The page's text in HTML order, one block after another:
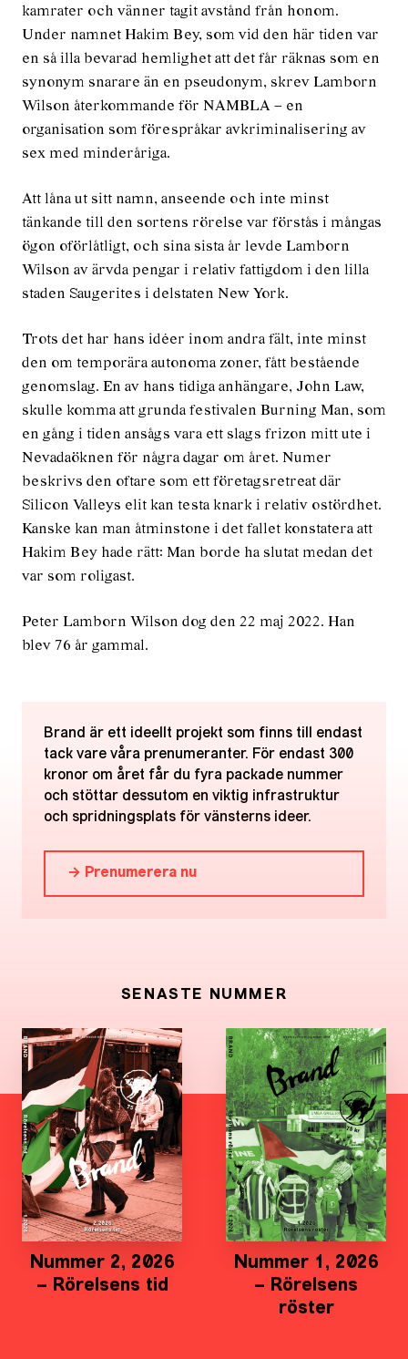
kamrater och vänner tagit avstånd från honom.
Under namnet Hakim Bey, som vid den här tiden var
en så illa bevarad hemlighet att det får räknas som en
synonym snarare än en pseudonym, skrev Lamborn
Wilson återkommande för NAMBLA – en
organisation som förespråkar avkriminalisering av
sex med minderåriga.
Att låna ut sitt namn, anseende och inte minst
tänkande till den sortens rörelse var förstås i mångas
ögon oförlåtligt, och sina sista år levde Lamborn
Wilson av ärvda pengar i relativ fattigdom i den lilla
staden Saugerites i delstaten New York.
Trots det har hans idéer inom andra fält, inte minst
den om temporära autonoma zoner, fått bestående
genomslag. En av hans tidiga anhängare, John Law,
skulle komma att grunda festivalen Burning Man, som
en gång i tiden ansågs vara ett slags frizon mitt ute i
Nevadaöknen för några dagar om året. Numer
beskrivs den oftare som ett företagsretreat där
Silicon Valleys elit kan testa knark i relativ ostördhet.
Kanske kan man åtminstone i det fallet konstatera att
Hakim Bey hade rätt: Man borde ha slutat medan det
var som roligast.
Peter Lamborn Wilson dog den 22 maj 2022. Han
blev 76 år gammal.
Brand är ett ideellt projekt som finns till endast
tack vare våra prenumeranter. För endast 300
kronor om året får du fyra packade nummer
och stöttar dessutom en viktig infrastruktur
och spridningsplats för vänsterns ideer.
→ Prenumerera nu
SENASTE NUMMER
Nummer 2, 2026
– Rörelsens tid
Nummer 1, 2026
– Rörelsens
röster